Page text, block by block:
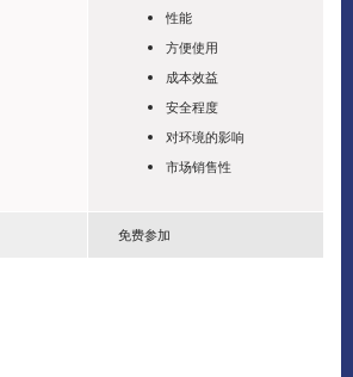
性能
方便使用
成本效益
安全程度
对环境的影响
市场销售性
免费参加